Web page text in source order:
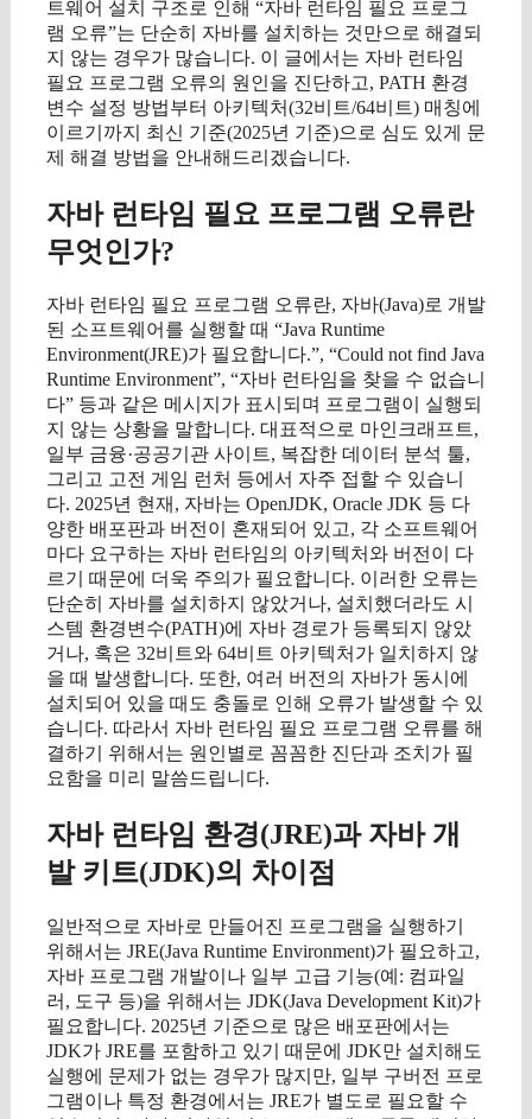
트웨어 설치 구조로 인해 “자바 런타임 필요 프로그
램 오류”는 단순히 자바를 설치하는 것만으로 해결되
지 않는 경우가 많습니다. 이 글에서는 자바 런타임
필요 프로그램 오류의 원인을 진단하고, PATH 환경
변수 설정 방법부터 아키텍처(32비트/64비트) 매칭에
이르기까지 최신 기준(2025년 기준)으로 심도 있게 문
제 해결 방법을 안내해드리겠습니다.
자바 런타임 필요 프로그램 오류란
무엇인가?
자바 런타임 필요 프로그램 오류란, 자바(Java)로 개발
된 소프트웨어를 실행할 때 “Java Runtime
Environment(JRE)가 필요합니다.”, “Could not find Java
Runtime Environment”, “자바 런타임을 찾을 수 없습니
다” 등과 같은 메시지가 표시되며 프로그램이 실행되
지 않는 상황을 말합니다. 대표적으로 마인크래프트,
일부 금융·공공기관 사이트, 복잡한 데이터 분석 툴,
그리고 고전 게임 런처 등에서 자주 접할 수 있습니
다. 2025년 현재, 자바는 OpenJDK, Oracle JDK 등 다
양한 배포판과 버전이 혼재되어 있고, 각 소프트웨어
마다 요구하는 자바 런타임의 아키텍처와 버전이 다
르기 때문에 더욱 주의가 필요합니다. 이러한 오류는
단순히 자바를 설치하지 않았거나, 설치했더라도 시
스템 환경변수(PATH)에 자바 경로가 등록되지 않았
거나, 혹은 32비트와 64비트 아키텍처가 일치하지 않
을 때 발생합니다. 또한, 여러 버전의 자바가 동시에
설치되어 있을 때도 충돌로 인해 오류가 발생할 수 있
습니다. 따라서 자바 런타임 필요 프로그램 오류를 해
결하기 위해서는 원인별로 꼼꼼한 진단과 조치가 필
요함을 미리 말씀드립니다.
자바 런타임 환경(JRE)과 자바 개
발 키트(JDK)의 차이점
일반적으로 자바로 만들어진 프로그램을 실행하기
위해서는 JRE(Java Runtime Environment)가 필요하고,
자바 프로그램 개발이나 일부 고급 기능(예: 컴파일
러, 도구 등)을 위해서는 JDK(Java Development Kit)가
필요합니다. 2025년 기준으로 많은 배포판에서는
JDK가 JRE를 포함하고 있기 때문에 JDK만 설치해도
실행에 문제가 없는 경우가 많지만, 일부 구버전 프로
그램이나 특정 환경에서는 JRE가 별도로 필요할 수